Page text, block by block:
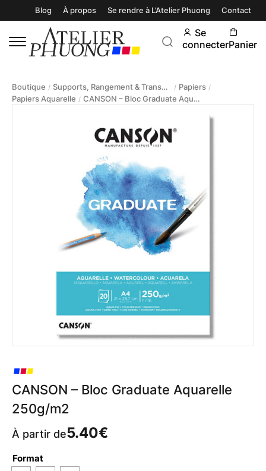
Blog À propos Se rendre à L’Atelier Phuong Contact
Se
connecterPanier
Boutique / Supports, Rangement & Transport / Papiers /
Papiers Aquarelle / CANSON – Bloc Graduate Aquarelle 250g/m2
CANSON – Bloc Graduate Aquarelle
250g/m2
À partir de5.40€
Format